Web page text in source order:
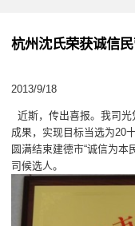
杭州沈氏荣获诚信
2013/9/18
近斯，传出喜报。我司
成果，实现目标当选为20
圆满结束建德市“诚信为本
司候选人。